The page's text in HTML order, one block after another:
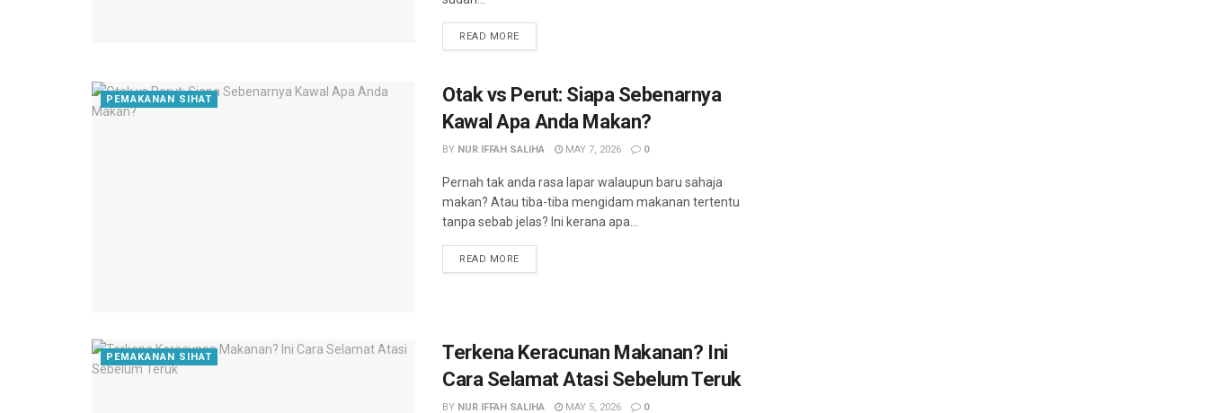
READ MORE
PEMAKANAN SIHAT
Otak vs Perut: Siapa Sebenarnya
Kawal Apa Anda Makan?
BY NUR IFFAH SALIHA MAY 7, 2026 0
Pernah tak anda rasa lapar walaupun baru sahaja
makan? Atau tiba-tiba mengidam makanan tertentu
tanpa sebab jelas? Ini kerana apa...
READ MORE
PEMAKANAN SIHAT
Terkena Keracunan Makanan? Ini
Cara Selamat Atasi Sebelum Teruk
BY NUR IFFAH SALIHA MAY 5, 2026 0